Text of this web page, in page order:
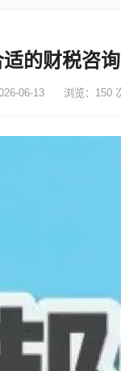
的财税咨
06-13 浏览：150